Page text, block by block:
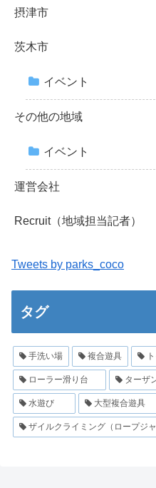
摂津市
茨木市
イベント
その他の地域
イベント
運営会社
Recruit（地域担当記者）
Tweets by parks_coco
タグ
手洗い場 複合遊具
ローラー滑り台 ターザ
水遊び 大型複合遊具
ザイルクライミング（ロープジャ